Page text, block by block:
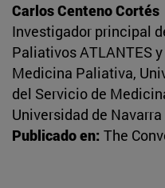
Carlos Centeno Cortés
Investigador principal
Paliativos ATLANTES
Medicina Paliativa,
del Servicio de
Universidad de Navarra
Publicado en: The